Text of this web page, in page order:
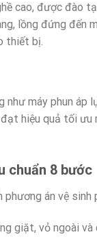
cao, được đào
lồng đứng đến
thiết bị.
máy phun áp
hiệu quả tối ưu
chuẩn 8 bước
án vệ sinh
giặt, vỏ ngoài và